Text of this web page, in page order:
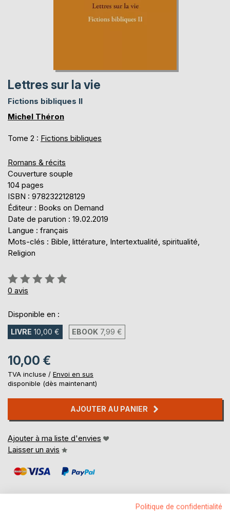
Lettres sur la vie
Fictions bibliques II
Michel Théron
Tome 2 : Fictions bibliques
Romans & récits
Couverture souple
104 pages
ISBN : 9782322128129
Éditeur : Books on Demand
Date de parution : 19.02.2019
Langue : français
Mots-clés : Bible, littérature, Intertextualité, spiritualité,
Religion
Évaluation:
0%
0 avis
Disponible en :
LIVRE 10,00 € EBOOK 7,99 €
10,00 €
TVA incluse / Envoi en sus
disponible (dès maintenant)
AJOUTER AU PANIER
Ajouter à ma liste d'envies
Laisser un avis
Politique de confidentialité